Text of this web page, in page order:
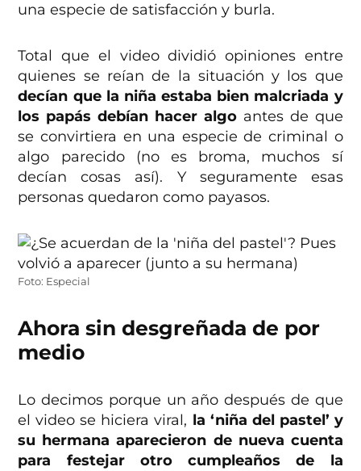
una especie de satisfacción y burla.
Total que el video dividió opiniones entre
quienes se reían de la situación y los que
decían que la niña estaba bien malcriada y
los papás debían hacer algoantes de que
se convirtiera en una especie de criminal o
algo parecido (no es broma, muchos sí
decían cosas así). Y seguramente esas
personas quedaron como payasos.
Foto: Especial
Ahora sin desgreñada de por
medio
Lo decimos porque un año después de que
el video se hiciera viral, la ‘niña del pastel’ y
su hermana aparecieron de nueva cuenta
para festejar otro cumpleaños de la